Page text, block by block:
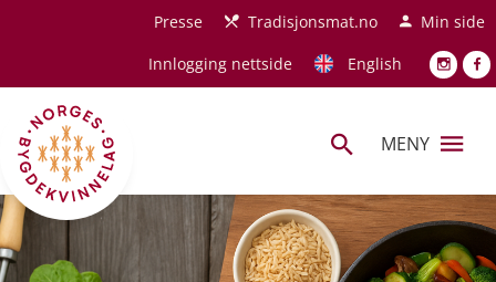
Hopp til hovedinnholdPresse Tradisjonsmat.no
Min side
Innlogging nettside
English
MENY